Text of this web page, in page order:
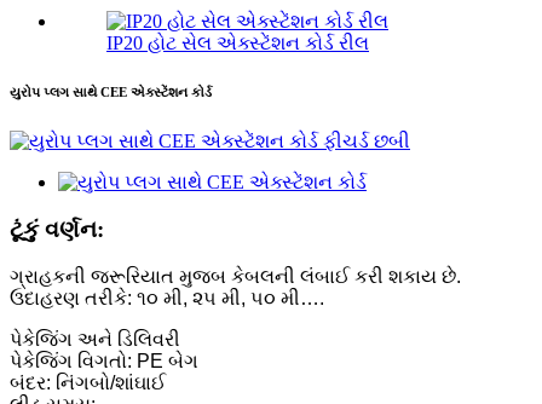
IP20 હોટ સેલ એક્સ્ટેંશન કોર્ડ રીલ
યુરોપ પ્લગ સાથે CEE એક્સ્ટેંશન કોર્ડ
ટૂંકું વર્ણન:
ગ્રાહકની જરૂરિયાત મુજબ કેબલની લંબાઈ કરી શકાય છે.
ઉદાહરણ તરીકે: ૧૦ મી, ૨૫ મી, ૫૦ મી….
પેકેજિંગ અને ડિલિવરી
પેકેજિંગ વિગતો: PE બેગ
બંદર: નિંગબો/શાંઘાઈ